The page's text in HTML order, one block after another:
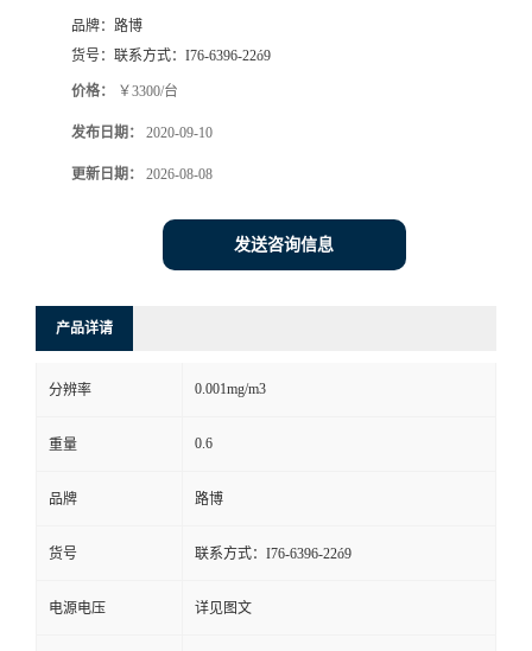
系
品牌： 路博
货号： 联系方式：I76-6396-22ó9
价格： ￥3300/台
发布日期： 2020-09-10
更新日期： 2026-08-08
发送咨询信息
产品详请
分辨率 0.001mg/m3
重量 0.6
品牌 路博
货号 联系方式：I76-6396-22ó9
电源电压 详见图文